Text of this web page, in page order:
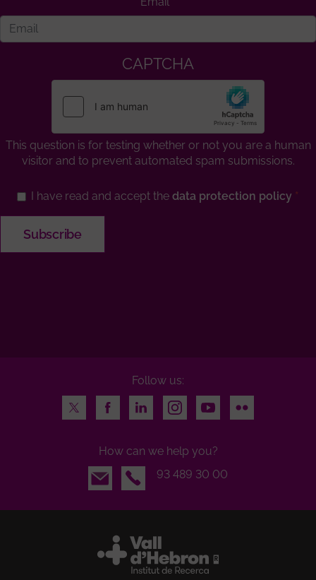
CAPTCHA
This question is for testing whether or not you are a human
visitor and to prevent automated spam submissions.
I have read and accept the data protection policy
Follow us:
Twitter
FacebookLinkedInInstagramYoutubeFlickr
How can we help you?
Email
93 489 30 00